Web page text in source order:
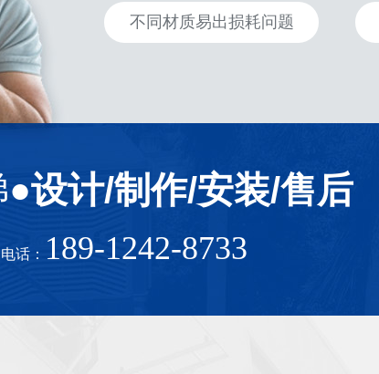
不同材质易出损耗问题
●设计/制作/安装/售后
话： 189-1242-8733